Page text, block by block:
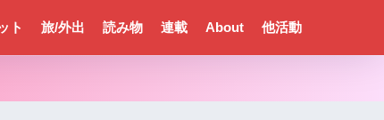
ト 旅/外出 読み物 連載 About 他活動